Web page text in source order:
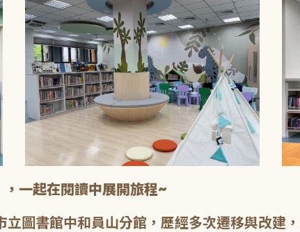
一起在閱讀中展開旅程~
圖書館中和員山分館，歷經多次遷移與改建